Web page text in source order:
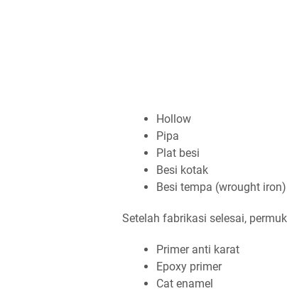
Hollow
Pipa
Plat besi
Besi kotak
Besi tempa (wrought iron)
Setelah fabrikasi selesai,
Primer anti karat
Epoxy primer
Cat enamel